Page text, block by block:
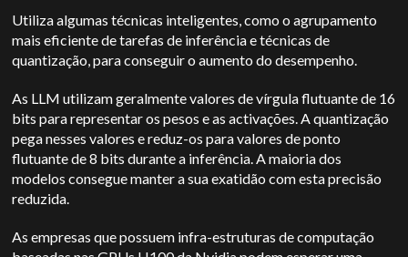
Utiliza algumas técnicas inteligentes, como o agrupamento
mais eficiente de tarefas de inferência e técnicas de
quantização, para conseguir o aumento do desempenho.
As LLM utilizam geralmente valores de vírgula flutuante de 16
bits para representar os pesos e as activações. A quantização
pega nesses valores e reduz-os para valores de ponto
flutuante de 8 bits durante a inferência. A maioria dos
modelos consegue manter a sua exatidão com esta precisão
reduzida.
As empresas que possuem infra-estruturas de computação